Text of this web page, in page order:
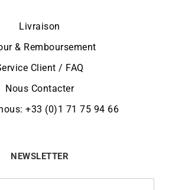
Livraison
& Remboursement
Client / FAQ
Nous Contacter
+33 (0)1 71 75 94 66
NEWSLETTER